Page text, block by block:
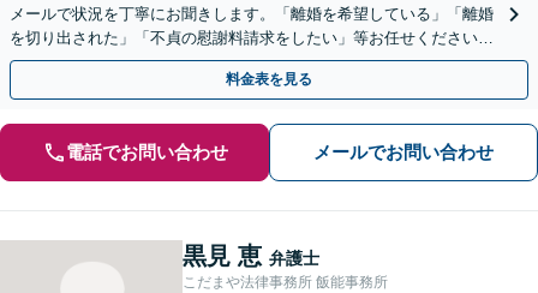
メールで状況を丁寧にお聞きします。「離婚を希望している」「離婚
を切り出された」「不貞の慰謝料請求をしたい」等お任せください。
【リーズナブルな料金設定】
料金表を見る
電話でお問い合わせ メールでお問い合わせ
黒見 恵 弁護士
こだまや法律事務所 飯能事務所